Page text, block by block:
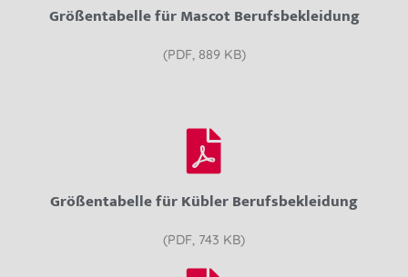
Größentabelle für Mascot Berufsbekleidung
(PDF, 889 KB)
Größentabelle für Kübler Berufsbekleidung
(PDF, 743 KB)